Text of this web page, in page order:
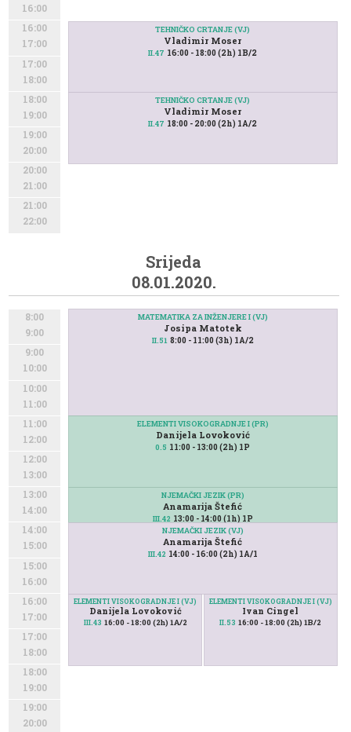
16:00
16:00
17:00
17:00
18:00
18:00
19:00
19:00
20:00
20:00
21:00
21:00
22:00
TEHNIČKO CRTANJE (VJ)
Vladimir Moser
II.47 18:00 - 20:00 (2h) 1A/2
TEHNIČKO CRTANJE (VJ)
Vladimir Moser
II.47 16:00 - 18:00 (2h) 1B/2
Srijeda
08.01.2020.
8:00
9:00
9:00
10:00
10:00
11:00
11:00
12:00
12:00
13:00
13:00
14:00
14:00
15:00
15:00
16:00
16:00
17:00
17:00
18:00
18:00
19:00
19:00
20:00
MATEMATIKA ZA INŽENJERE I (VJ)
Josipa Matotek
II.51 8:00 - 11:00 (3h) 1A/2
ELEMENTI VISOKOGRADNJE I (PR)
Danijela Lovoković
0.5 11:00 - 13:00 (2h) 1P
NJEMAČKI JEZIK (PR)
Anamarija Štefić
III.42 13:00 - 14:00 (1h) 1P
NJEMAČKI JEZIK (VJ)
Anamarija Štefić
III.42 14:00 - 16:00 (2h) 1A/1
ELEMENTI VISOKOGRADNJE I (VJ)
Ivan Cingel
II.53 16:00 - 18:00 (2h) 1B/2
ELEMENTI VISOKOGRADNJE I (VJ)
Danijela Lovoković
III.43 16:00 - 18:00 (2h) 1A/2